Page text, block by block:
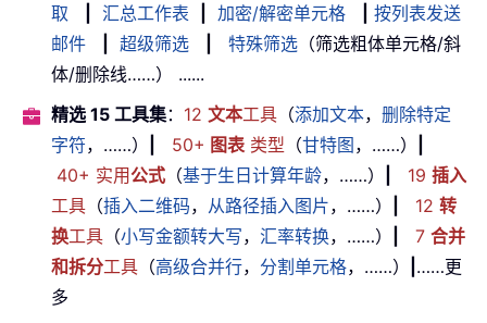
取
汇总工作表 加密/解密单元格
按列表发送
邮件
超级筛选 特殊筛选 （筛选粗体单元格/斜
体/删除线……） ......
精选 15 工具集： 12 文本工具 （添加文本， 删除特定
字符，……） 50+ 图表 类型 （甘特图，……）
40+ 实用公式 （基于生日计算年龄，……） 19 插入
工具 （插入二维码， 从路径插入图片，……） 12 转
换工具 （小写金额转大写， 汇率转换，……） 7 合并
和拆分工具 （高级合并行， 分割单元格，……）
……更
多